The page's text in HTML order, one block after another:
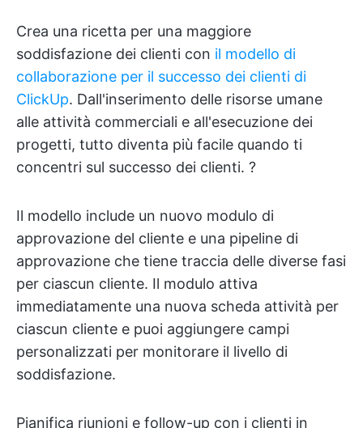
Crea una ricetta per una maggiore
soddisfazione dei clienti con il modello di
collaborazione per il successo dei clienti di
ClickUp. Dall'inserimento delle risorse umane
alle attività commerciali e all'esecuzione dei
progetti, tutto diventa più facile quando ti
concentri sul successo dei clienti. ?
Il modello include un nuovo modulo di
approvazione del cliente e una pipeline di
approvazione che tiene traccia delle diverse fasi
per ciascun cliente. Il modulo attiva
immediatamente una nuova scheda attività per
ciascun cliente e puoi aggiungere campi
personalizzati per monitorare il livello di
soddisfazione.
Pianifica riunioni e follow-up con i clienti in